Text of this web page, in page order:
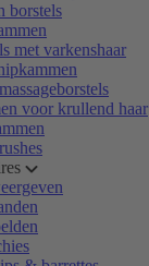
borstels
met varkenshaar
voor krullend haar